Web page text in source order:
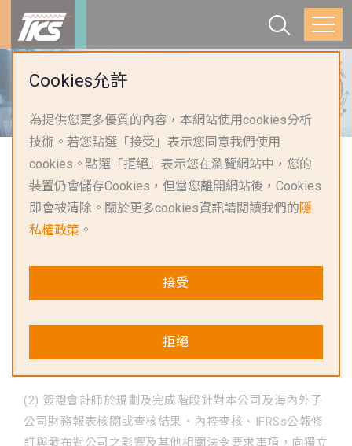
首頁 投資人專區
獨立董事溝通情形
● 獨立董事與內部稽核主管及會計師之溝通政策
(1) 內部稽核主管定期與審計委員會委員溝通稽核報告結
果，並於每季的審計委員會會議中作內部稽核報告，平日
視需要直接以電子郵件、電話或會面方式進行，若有特殊
(2) 簽證會計師於規劃及完成階段針對本公司及海內外子
公司財務報表核閱或查核結果、內控查核、IFRSs公報修
訂與發布對公司之影響及其他相關法令要求事項，向獨立
Cookies允許
為提供您更多優質的內容，本網站使用cookies分析
技術。若您點選「接受」表示您同意我們使用
cookies。點選「拒絕」表示您在瀏覽網站中，您的
裝置仍會儲存Cookies，但當您離開網站後，Cookies
即會被清除。關於更多cookies資訊請閱讀我們的隱
私權政策 。
接受
拒絕